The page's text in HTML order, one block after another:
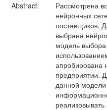
Abstract:
Рассмотрена
нейронных
поставщиков.
выбрана
модель
предприятии.
данной модели